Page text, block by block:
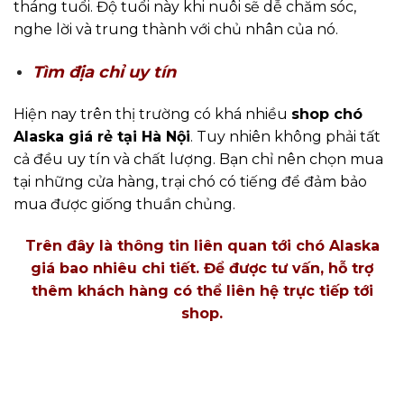
tháng tuổi. Độ tuổi này khi nuôi sẽ dễ chăm sóc,
nghe lời và trung thành với chủ nhân của nó.
Tìm địa chỉ uy tín
Hiện nay trên thị trường có khá nhiều shop chó
Alaska giá rẻ tại Hà Nội. Tuy nhiên không phải tất
cả đều uy tín và chất lượng. Bạn chỉ nên chọn mua
tại những cửa hàng, trại chó có tiếng để đảm bảo
mua được giống thuần chủng.
Trên đây là thông tin liên quan tới chó Alaska
giá bao nhiêu chi tiết. Để được tư vấn, hỗ trợ
thêm khách hàng có thể liên hệ trực tiếp tới
shop.